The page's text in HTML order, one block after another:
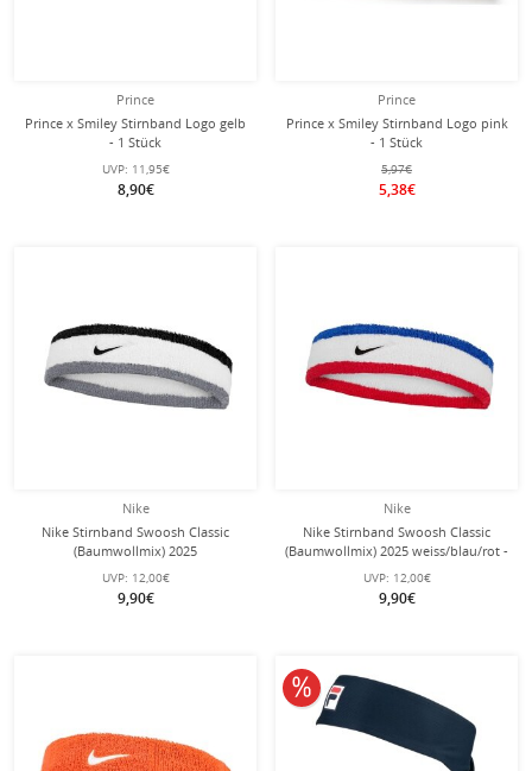
Prince
Prince x Smiley Stirnband Logo gelb
- 1 Stück
UVP: 11,95€
8,90€
Prince
Prince x Smiley Stirnband Logo pink
- 1 Stück
5,97€
5,38€
Nike
Nike Stirnband Swoosh Classic
(Baumwollmix) 2025
weiss/grau/schwarz - 1 Stück
UVP: 12,00€
9,90€
Nike
Nike Stirnband Swoosh Classic
(Baumwollmix) 2025 weiss/blau/rot -
1 Stück
UVP: 12,00€
9,90€
10% reduziert